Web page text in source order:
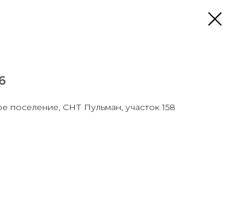
СНТ Пульман, участок 158